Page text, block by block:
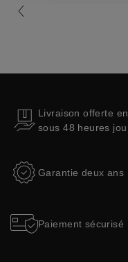
Livraison offerte
sous 48 heures
Garantie deux ans
Paiement sécurisé